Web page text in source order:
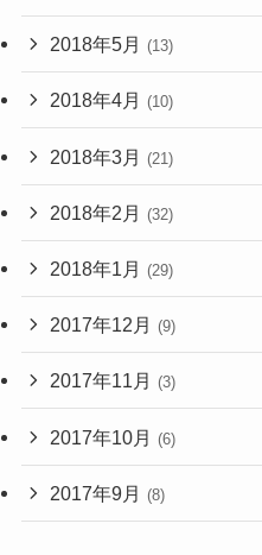
2018年5月 (13)
2018年4月 (10)
2018年3月 (21)
2018年2月 (32)
2018年1月 (29)
2017年12月 (9)
2017年11月 (3)
2017年10月 (6)
2017年9月 (8)